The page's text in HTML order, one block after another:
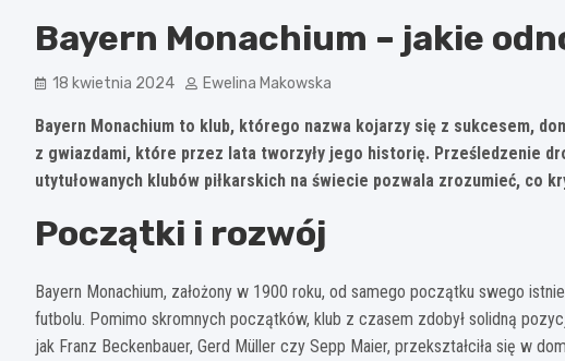
Bayern Monachium – jakie
18 kwietnia 2024 Ewelina Makowska
Bayern Monachium to klub, którego nazwa kojarzy się z sukcesem,
z gwiazdami, które przez lata tworzyły jego historię. Prześledzenie
utytułowanych klubów piłkarskich na świecie pozwala zrozumieć, co
Początki i rozwój
Bayern Monachium, założony w 1900 roku, od samego początku swego
futbolu. Pomimo skromnych początków, klub z czasem zdobył solidną
jak Franz Beckenbauer, Gerd Müller czy Sepp Maier, przekształciła się w